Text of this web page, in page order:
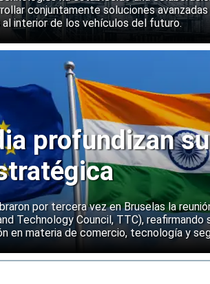
conjuntamente soluciones avanzadas
interior de los vehículos del futuro.
profundizan su
por tercera vez en Bruselas la
Technology Council, TTC), reafirmando
en materia de comercio, tecnología y